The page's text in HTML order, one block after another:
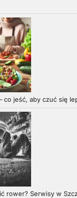
co jeść, aby czuć się
rower? Serwisy w